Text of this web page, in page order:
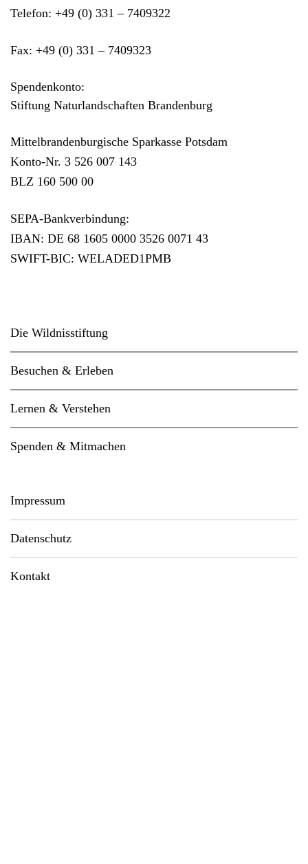
Telefon: +49 (0) 331 – 7409322
Fax: +49 (0) 331 – 7409323
Spendenkonto:
Stiftung Naturlandschaften Brandenburg
Mittelbrandenburgische Sparkasse Potsdam
Konto-Nr. 3 526 007 143
BLZ 160 500 00
SEPA-Bankverbindung:
IBAN: DE 68 1605 0000 3526 0071 43
SWIFT-BIC: WELADED1PMB
Die Wildnisstiftung
Besuchen & Erleben
Lernen & Verstehen
Spenden & Mitmachen
Impressum
Datenschutz
Kontakt